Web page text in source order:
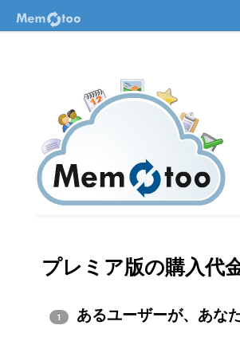
プレミア版の購入代
1 あるユーザーが、あな